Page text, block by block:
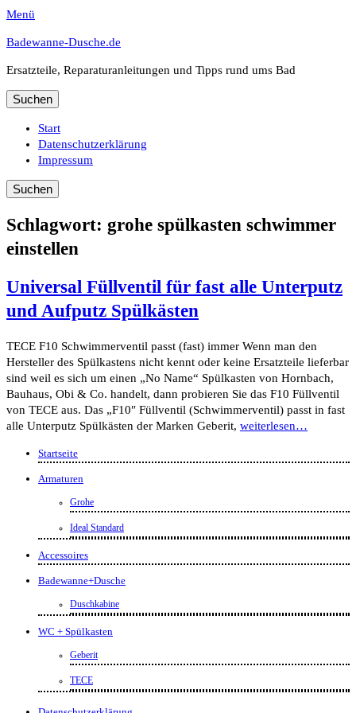
Menü
Badewanne-Dusche.de
Ersatzteile, Reparaturanleitungen und Tipps rund ums Bad
Suche
Primäres
Menü
Zum
Inhalt
springen
Start
Datenschutzerklärung
Impressum
Suchen
Suche
Schlagwort: grohe spülkasten schwimmer
einstellen
Universal Füllventil für fast alle Unterputz
und Aufputz Spülkästen
TECE F10 Schwimmerventil passt (fast) immer Wenn man den
Hersteller des Spülkastens nicht kennt oder keine Ersatzteile lieferbar
sind weil es sich um einen „No Name“ Spülkasten von Hornbach,
Bauhaus, Obi & Co. handelt, dann probieren Sie das F10 Füllventil
von TECE aus. Das „F10″ Füllventil (Schwimmerventil) passt in fast
alle Unterputz Spülkästen der Marken Geberit, weiterlesen…
Startseite
Armaturen
Grohe
Ideal Standard
Accessoires
Badewanne+Dusche
Duschkabine
WC + Spülkasten
Geberit
TECE